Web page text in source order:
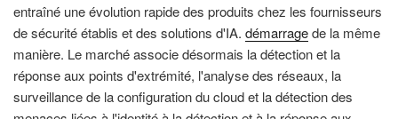
entraîné une évolution rapide des produits chez les fournisseurs
de sécurité établis et des solutions d'IA. démarragede la même
manière. Le marché associe désormais la détection et la
réponse aux points d'extrémité, l'analyse des réseaux, la
surveillance de la configuration du cloud et la détection des